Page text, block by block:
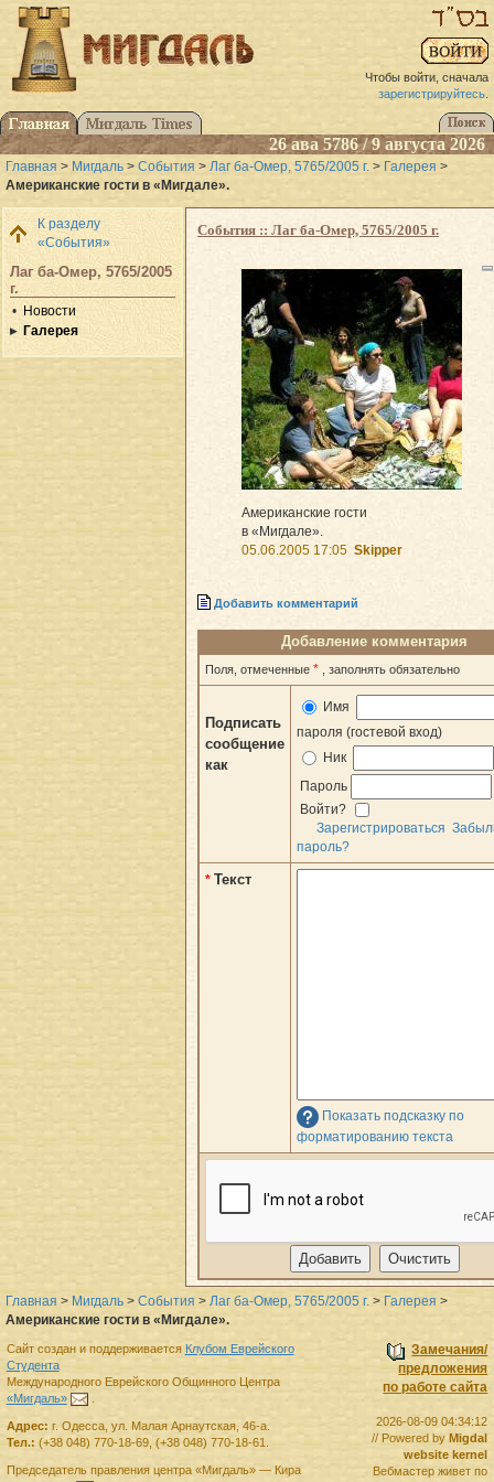
Чтобы войти, сначала
зарегистрируйтесь.
26 ава 5786 / 9 августа 2026
Главная > Мигдаль > События > Лаг ба-Омер, 5765/2005 г. > Галерея >
Американские гости в «Мигдале».
К разделу
«События»
Лаг ба-Омер, 5765/2005
г.
Новости
Галерея
События :: Лаг ба-Омер, 5765/2005 г.
Американские гости
в «Мигдале».
05.06.2005 17:05 Skipper
Добавить комментарий
Добавление комментария
Поля, отмеченные * , заполнять обязательно
Подписать
сообщение
как
Имя
пароля (гостевой вход)
Ник
Пароль
Войти?
Зарегистрироваться
пароль?
* Текст
Показать подсказку по
форматированию текста
Главная > Мигдаль > События > Лаг ба-Омер, 5765/2005 г. > Галерея >
Американские гости в «Мигдале».
Замечания/
предложения
по работе сайта
2026-08-09 04:34:12
// Powered byMigdal
website kernel
Вебмастер живет по
Сайт создан и поддерживается Клубом Еврейского
Студента
Международного Еврейского Общинного Центра
«Мигдаль»
.
Адрес: г. Одесса, ул. Малая Арнаутская, 46-а.
Тел.: (+38 048) 770-18-69, (+38 048) 770-18-61
Председатель правленияцентра «Мигдаль»— Кира